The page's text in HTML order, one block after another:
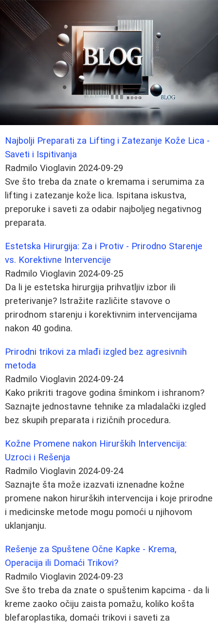
Najbolji Preparati za Lifting i Zatezanje Kože Lica -
Saveti i Ispitivanja
Radmilo Vioglavin 2024-09-29
Sve što treba da znate o kremama i serumima za
lifting i zatezanje kože lica. Ispitana iskustva,
preporuke i saveti za odabir najboljeg negativnog
preparata.
Estetska Hirurgija: Za i Protiv - Prirodno Starenje
vs. Korektivne Intervencije
Radmilo Vioglavin 2024-09-25
Da li je estetska hirurgija prihvatljiv izbor ili
preterivanje? Istražite različite stavove o
prirodnom starenju i korektivnim intervencijama
nakon 40 godina.
Prirodni trikovi za mlađi izgled bez agresivnih
metoda
Radmilo Vioglavin 2024-09-24
Kako prikriti tragove godina šminkom i ishranom?
Saznajte jednostavne tehnike za mladalački izgled
bez skupih preparata i rizičnih procedura.
Kožne Promene nakon Hirurških Intervencija:
Uzroci i Rešenja
Radmilo Vioglavin 2024-09-24
Saznajte šta može izazvati iznenadne kožne
promene nakon hirurških intervencija i koje prirodne
i medicinske metode mogu pomoći u njihovom
uklanjanju.
Rešenje za Spuštene Očne Kapke - Krema,
Operacija ili Domaći Trikovi?
Radmilo Vioglavin 2024-09-23
Sve što treba da znate o spuštenim kapcima - da li
kreme zaoko očiju zaista pomažu, koliko košta
blefaroplastika, domaći trikovi i saveti za